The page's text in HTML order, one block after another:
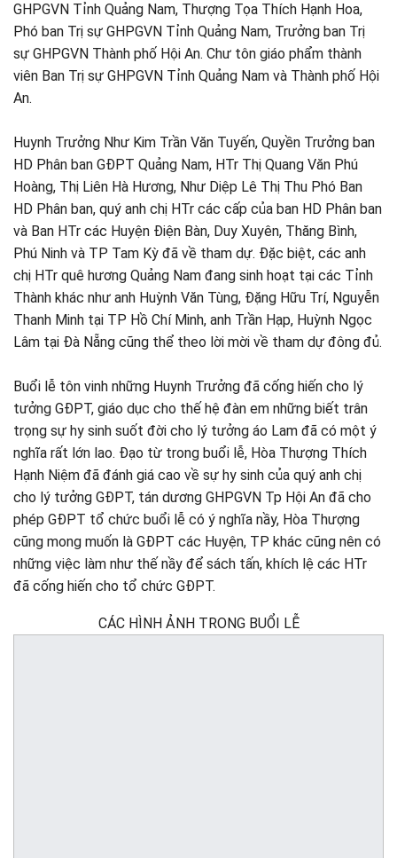
GHPGVN Tỉnh Quảng Nam, Thượng Tọa Thích Hạnh Hoa,
Phó ban Trị sự GHPGVN Tỉnh Quảng Nam, Trưởng ban Trị
sự GHPGVN Thành phố Hội An. Chư tôn giáo phẩm thành
viên Ban Trị sự GHPGVN Tỉnh Quảng Nam và Thành phố Hội
An.
Huynh Trưởng Như Kim Trần Văn Tuyến, Quyền Trưởng ban
HD Phân ban GĐPT Quảng Nam, HTr Thị Quang Văn Phú
Hoàng, Thị Liên Hà Hương, Như Diệp Lê Thị Thu Phó Ban
HD Phân ban, quý anh chị HTr các cấp của ban HD Phân ban
và Ban HTr các Huyện Điện Bàn, Duy Xuyên, Thăng Bình,
Phú Ninh và TP Tam Kỳ đã về tham dự. Đặc biệt, các anh
chị HTr quê hương Quảng Nam đang sinh hoạt tại các Tỉnh
Thành khác như anh Huỳnh Văn Tùng, Đặng Hữu Trí, Nguyễn
Thanh Minh tại TP Hồ Chí Minh, anh Trần Hạp, Huỳnh Ngọc
Lâm tại Đà Nẵng cũng thể theo lời mời về tham dự đông đủ.
Buổi lễ tôn vinh những Huynh Trưởng đã cống hiến cho lý
tưởng GĐPT, giáo dục cho thế hệ đàn em những biết trân
trọng sự hy sinh suốt đời cho lý tưởng áo Lam đã có một ý
nghĩa rất lớn lao. Đạo từ trong buổi lễ, Hòa Thượng Thích
Hạnh Niệm đã đánh giá cao về sự hy sinh của quý anh chị
cho lý tưởng GĐPT, tán dương GHPGVN Tp Hội An đã cho
phép GĐPT tổ chức buổi lễ có ý nghĩa nầy, Hòa Thượng
cũng mong muốn là GĐPT các Huyện, TP khác cũng nên có
những việc làm như thế nầy để sách tấn, khích lệ các HTr
đã cống hiến cho tổ chức GĐPT.
CÁC HÌNH ẢNH TRONG BUỔI LỄ